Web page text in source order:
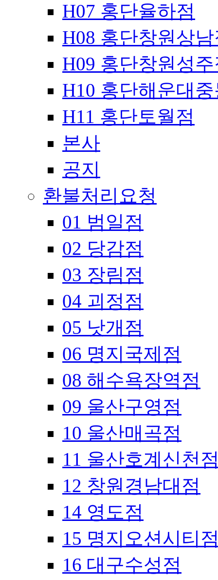
H07 홍단율하점
H08 홍단창원상
H09 홍단창원성
H10 홍단해운대
H11 홍단토월점
본사
공지
환불처리요청
01 범일점
02 당감점
03 장림점
04 괴정점
05 낫개점
06 명지국제점
08 해수욕장역점
09 울산구영점
10 울산매곡점
11 울산호계신천
12 창원경남대점
14 영도점
15 명지오션시티
16 대구수성점